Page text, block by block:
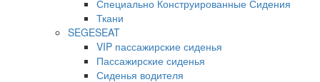
Специально Конструированные Сидения
Ткани
SEGESEAT
VIP пассажирские сиденья
Пассажирские сиденья
Сиденья водителя